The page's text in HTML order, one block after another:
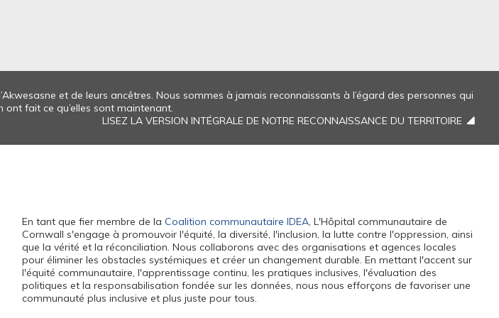
et de leurs ancêtres. Nous sommes à jamais reconnaissants à l’égard des personnes qui
fait ce qu’elles sont maintenant.
LISEZ LA VERSION INTÉGRALE DE NOTRE RECONNAISSANCE DU TERRITOIRE
En tant que fier membre de la Coalition communautaire IDEA, L'Hôpital communautaire de
Cornwall s'engage à promouvoir l'équité, la diversité, l'inclusion, la lutte contre l'oppression, ainsi
que la vérité et la réconciliation. Nous collaborons avec des organisations et agences locales
pour éliminer les obstacles systémiques et créer un changement durable. En mettant l'accent sur
l'équité communautaire, l'apprentissage continu, les pratiques inclusives, l'évaluation des
politiques et la responsabilisation fondée sur les données, nous nous efforçons de favoriser une
communauté plus inclusive et plus juste pour tous.